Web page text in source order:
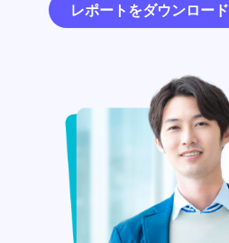
レポートをダウンロード